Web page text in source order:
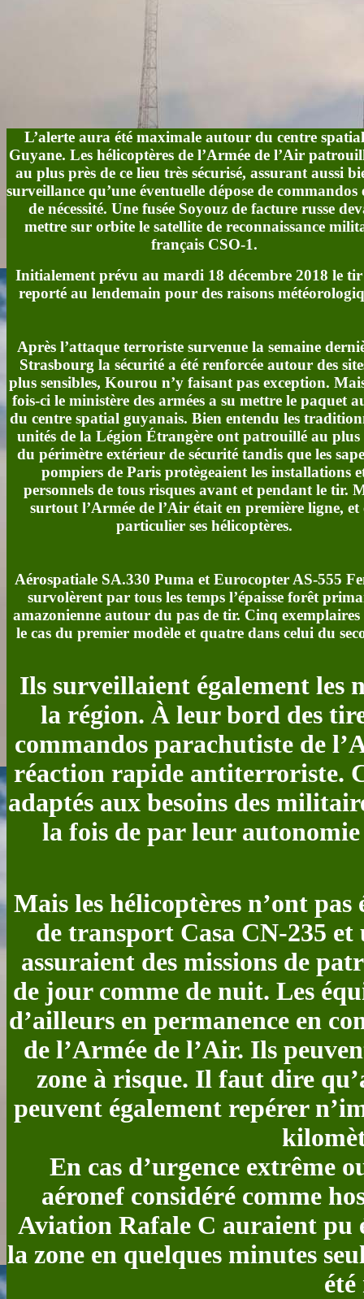
L’alerte aura été maximale autour du centre
Guyane. Les hélicoptères de l’Armée de l’Air
au plus près de ce lieu très sécurisé, assurant aussi
surveillance qu’une éventuelle dépose de commandos
de nécessité. Une fusée Soyouz de facture russe
mettre sur orbite le satellite de reconnaissance
français CSO-1.
Initialement prévu au mardi 18 décembre 2018 le tir
reporté au lendemain pour des raisons
Après l’attaque terroriste survenue la semaine
Strasbourg la sécurité a été renforcée autour des
plus sensibles, Kourou n’y faisant pas exception.
fois-ci le ministère des armées a su mettre le paquet
du centre spatial guyanais. Bien entendu les
unités de la Légion Étrangère ont patrouillé au plus
du périmètre extérieur de sécurité tandis que les
pompiers de Paris protègeaient les installations
personnels de tous risques avant et pendant le tir.
surtout l’Armée de l’Air était en première ligne, et
particulier ses hélicoptères.
Aérospatiale SA.330 Puma et Eurocopter AS-555
survolèrent par tous les temps l’épaisse forêt
amazonienne autour du pas de tir. Cinq exemplaires
le cas du premier modèle et quatre dans celui du
Ils surveillaient également les
la région. À leur bord des
commandos parachutiste de
réaction rapide antiterroriste.
adaptés aux besoins des
la fois de par leur
Mais les hélicoptères n’ont pas
de transport Casa CN-235
assuraient des missions de
de jour comme de nuit. Les
d’ailleurs en permanence en
de l’Armée de l’Air. Ils
zone à risque. Il faut dire
peuvent également repérer
En cas d’urgence extrême
aéronef considéré comme
Aviation Rafale C auraient pu
la zone en quelques minutes
été